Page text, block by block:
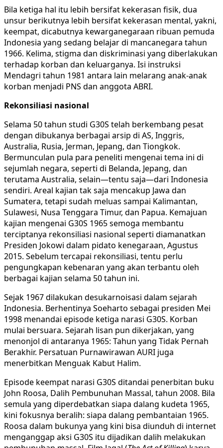
Bila ketiga hal itu lebih bersifat kekerasan fisik, dua
unsur berikutnya lebih bersifat kekerasan mental, yakni,
keempat, dicabutnya kewarganegaraan ribuan pemuda
Indonesia yang sedang belajar di mancanegara tahun
1966. Kelima, stigma dan diskriminasi yang diberlakukan
terhadap korban dan keluarganya. Isi instruksi
Mendagri tahun 1981 antara lain melarang anak-anak
korban menjadi PNS dan anggota ABRI.
Rekonsiliasi nasional
Selama 50 tahun studi G30S telah berkembang pesat
dengan dibukanya berbagai arsip di AS, Inggris,
Australia, Rusia, Jerman, Jepang, dan Tiongkok.
Bermunculan pula para peneliti mengenai tema ini di
sejumlah negara, seperti di Belanda, Jepang, dan
terutama Australia, selain—tentu saja—dari Indonesia
sendiri. Areal kajian tak saja mencakup Jawa dan
Sumatera, tetapi sudah meluas sampai Kalimantan,
Sulawesi, Nusa Tenggara Timur, dan Papua. Kemajuan
kajian mengenai G30S 1965 semoga membantu
terciptanya rekonsiliasi nasional seperti diamanatkan
Presiden Jokowi dalam pidato kenegaraan, Agustus
2015. Sebelum tercapai rekonsiliasi, tentu perlu
pengungkapan kebenaran yang akan terbantu oleh
berbagai kajian selama 50 tahun ini.
Sejak 1967 dilakukan desukarnoisasi dalam sejarah
Indonesia. Berhentinya Soeharto sebagai presiden Mei
1998 menandai episode ketiga narasi G30S. Korban
mulai bersuara. Sejarah lisan pun dikerjakan, yang
menonjol di antaranya 1965: Tahun yang Tidak Pernah
Berakhir. Persatuan Purnawirawan AURI juga
menerbitkan Menguak Kabut Halim.
Episode keempat narasi G30S ditandai penerbitan buku
John Roosa, Dalih Pembunuhan Massal, tahun 2008. Bila
semula yang diperdebatkan siapa dalang kudeta 1965,
kini fokusnya beralih: siapa dalang pembantaian 1965.
Roosa dalam bukunya yang kini bisa diunduh di internet
menganggap aksi G30S itu dijadikan dalih melakukan